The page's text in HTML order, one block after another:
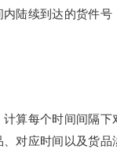
陆续到达的货件号
算每个时间间隔下
对应时间以及货品